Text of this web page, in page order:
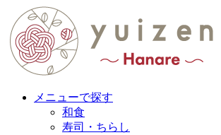
メニューで探す
和食
寿司・ちらし